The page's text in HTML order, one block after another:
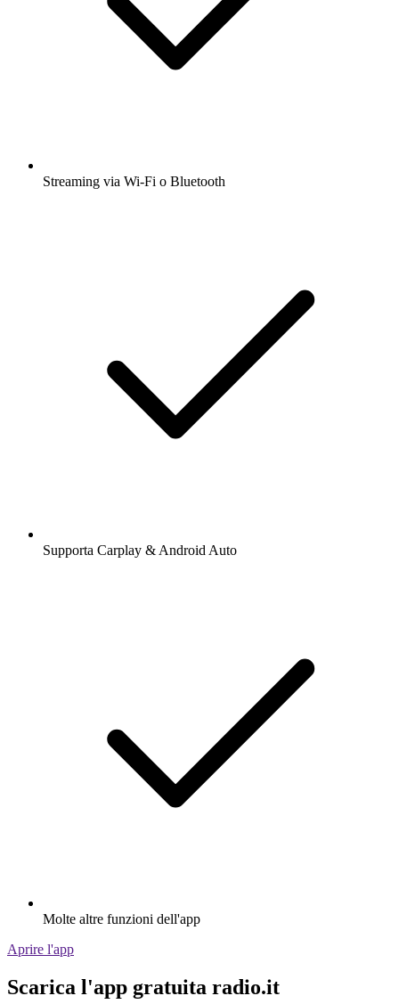
Streaming via Wi-Fi o Bluetooth
Supporta Carplay & Android Auto
Molte altre funzioni dell'app
Aprire l'app
Scarica l'app gratuita radio.it